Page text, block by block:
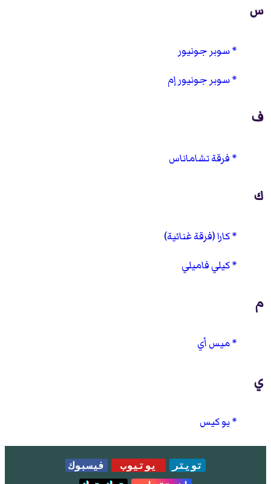
س
سوبر جونيور
سوبر جونيور إم
ف
فرقة تشاماناس
ك
كارا (فرقة غنائية)
كيلي فاميلي
م
ميس أي
ي
يو كيس
تويتر يوتيوب
فيسبوك